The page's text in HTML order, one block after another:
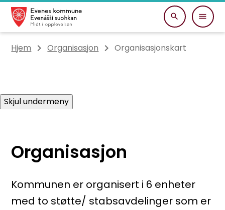
Evenes kommune
Du er her:
Hjem Organisasjon Organisasjonskart
Skjul undermeny
Organisasjon
Kommunen er organisert i 6 enheter
med to støtte/ stabsavdelinger som er